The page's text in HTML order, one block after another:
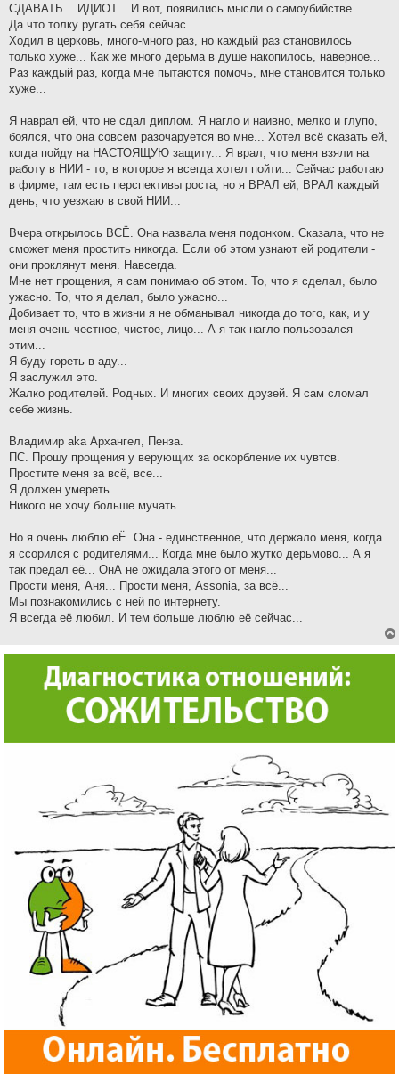
СДАВАТЬ... ИДИОТ... И вот, появились мысли о самоубийстве...
Да что толку ругать себя сейчас...
Ходил в церковь, много-много раз, но каждый раз становилось
только хуже... Как же много дерьма в душе накопилось, наверное...
Раз каждый раз, когда мне пытаются помочь, мне становится только
хуже...
Я наврал ей, что не сдал диплом. Я нагло и наивно, мелко и глупо,
боялся, что она совсем разочаруется во мне... Хотел всё сказать ей,
когда пойду на НАСТОЯЩУЮ защиту... Я врал, что меня взяли на
работу в НИИ - то, в которое я всегда хотел пойти... Сейчас работаю
в фирме, там есть перспективы роста, но я ВРАЛ ей, ВРАЛ каждый
день, что уезжаю в свой НИИ...
Вчера открылось ВСЁ. Она назвала меня подонком. Сказала, что не
сможет меня простить никогда. Если об этом узнают ей родители -
они проклянут меня. Навсегда.
Мне нет прощения, я сам понимаю об этом. То, что я сделал, было
ужасно. То, что я делал, было ужасно...
Добивает то, что в жизни я не обманывал никогда до того, как, и у
меня очень честное, чистое, лицо... А я так нагло пользовался
этим...
Я буду гореть в аду...
Я заслужил это.
Жалко родителей. Родных. И многих своих друзей. Я сам сломал
себе жизнь.
Владимир aka Архангел, Пенза.
ПС. Прошу прощения у верующих за оскорбление их чувтсв.
Простите меня за всё, все...
Я должен умереть.
Никого не хочу больше мучать.
Но я очень люблю еЁ. Она - единственное, что держало меня, когда
я ссорился с родителями... Когда мне было жутко дерьмово... А я
так предал её... ОнА не ожидала этого от меня...
Прости меня, Аня... Прости меня, Assonia, за всё...
Мы познакомились с ней по интернету.
Я всегда её любил. И тем больше люблю её сейчас...